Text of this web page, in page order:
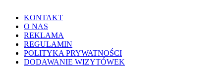
KONTAKT
O NAS
REKLAMA
REGULAMIN
POLITYKA PRYWATNOŚCI
DODAWANIE WIZYTÓWEK